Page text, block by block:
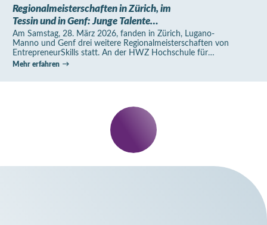
Regionalmeisterschaften in Zürich, im
Tessin und in Genf: Junge Talente
entwickeln Ideen für ein nachhaltigeres
Leben in Stadt und Land
Am Samstag, 28. März 2026, fanden in Zürich, Lugano-
Manno und Genf drei weitere Regionalmeisterschaften von
EntrepreneurSkills statt. An der HWZ Hochschule für
Wirtschaft Zürich, bei der SUPSI im Suglio Business…
Mehr erfahren